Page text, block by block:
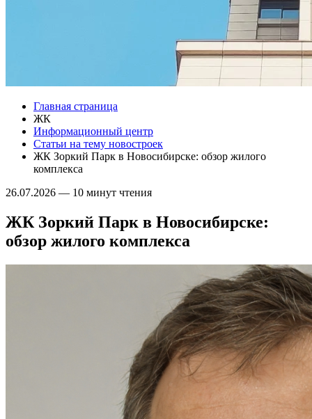
Главная страница
ЖК
Информационный центр
Статьи на тему новостроек
ЖК Зоркий Парк в Новосибирске: обзор жилого
комплекса
26.07.2026 — 10 минут чтения
ЖК Зоркий Парк в Новосибирске:
обзор жилого комплекса